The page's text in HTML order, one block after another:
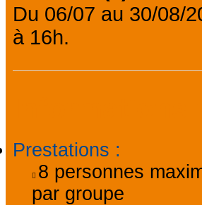
Du 06/07 au 30/08/
à 16h.
Prestations :
8 personnes
par groupe